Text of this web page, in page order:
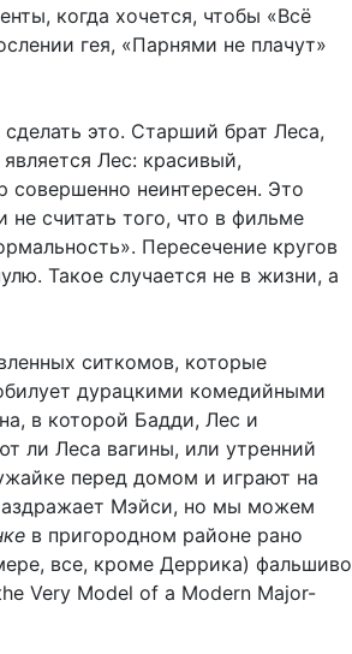
когда хочется, чтобы «Всё
гея, «Парнями не плачут»
это. Старший брат Леса,
Лес: красивый,
совершенно неинтересен. Это
считать того, что в фильме
Пересечение кругов
Такое случается не в жизни, а
ситкомов, которые
дурацкими комедийными
в которой Бадди, Лес и
ли Леса вагины, или утренний
перед домом и играют на
Мэйси, но мы можем
в пригородном районе рано
все, кроме Деррика) фальшиво
Very Model of a Modern Major-